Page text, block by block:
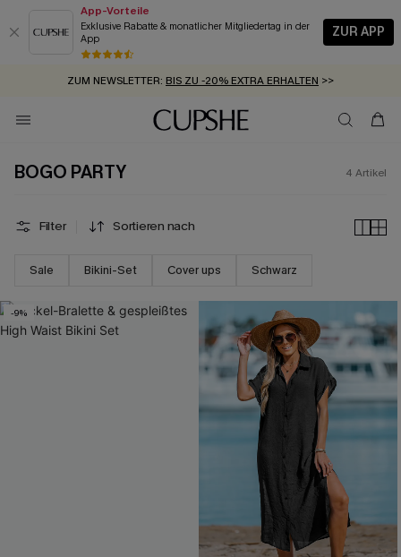
App-Vorteile
Exklusive Rabatte & monatlicher Mitgliedertag in der
App
ZUR APP
GRATIS MASSBAND MIT JEDEM SCHNELLVERSAND-ARTIKEL >>
SUMMER SALE:
ZUM NEWSLETTER: BIS ZU -20% EXTRA ERHALTEN >>
KOSTENLOSER VERSAND AB 89 €
BOGO PARTY 4 Artikel
Filter Sortieren nach
Sale Bikini-Set Cover ups Schwarz
-9%